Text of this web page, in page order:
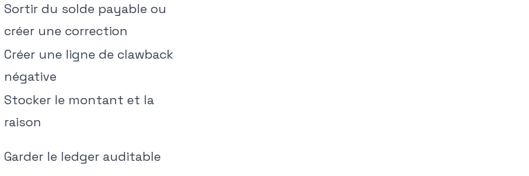
Sortir du solde payable ou
créer une correction
Créer une ligne de clawback
négative
Stocker le montant et la
raison
Garder le ledger auditable